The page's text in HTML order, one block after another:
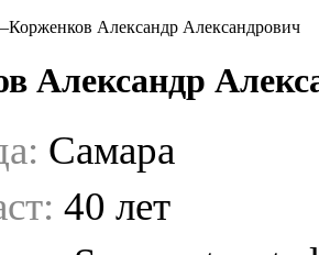
Корженков Александр Александрович
Александр
Самара
40 лет